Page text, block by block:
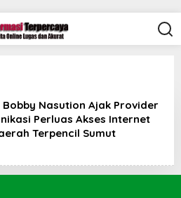
Bobby Nasution Ajak Provider
Perluas Akses Internet
Terpencil Sumut